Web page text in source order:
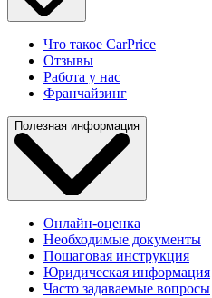
Что такое CarPrice
Отзывы
Работа у нас
Франчайзинг
Полезная информация
Онлайн-оценка
Необходимые документы
Пошаговая инструкция
Юридическая информация
Часто задаваемые вопросы